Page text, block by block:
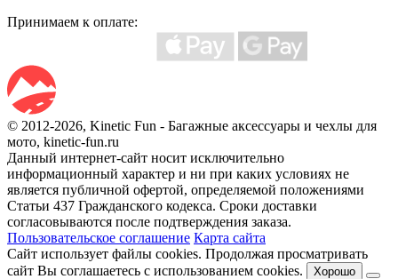
Принимаем к оплате:
© 2012-2026, Kinetic Fun - Багажные аксессуары и чехлы для
мото, kinetic-fun.ru
Данный интернет-сайт носит исключительно
информационный характер и ни при каких условиях не
является публичной офертой, определяемой положениями
Статьи 437 Гражданского кодекса. Сроки доставки
согласовываются после подтверждения заказа.
Пользовательское соглашение Карта сайта
Сайт использует файлы cookies. Продолжая просматривать
сайт Вы соглашаетесь с использованием cookies.
Хорошо